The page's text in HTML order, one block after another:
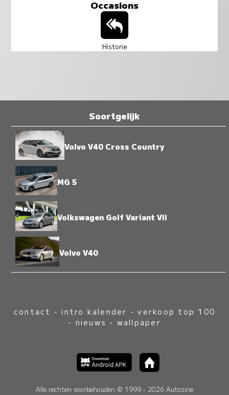
Occasions
Historie
Soortgelijk
Volvo V40 Cross Country
MG 5
Volkswagen Golf Variant VII
Volvo V40
contact -intro kalender -verkoop top 100
- nieuws - wallpaper
Alle rechten voorbehouden © 1999 - 2026 Autozine